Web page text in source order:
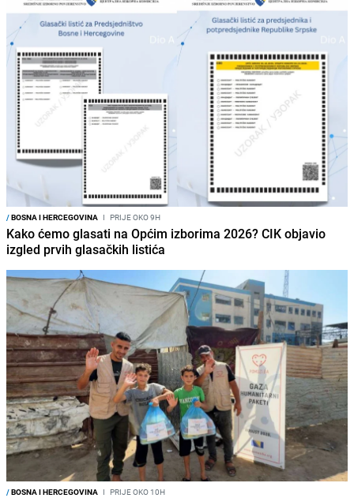
/BOSNA I HERCEGOVINA I PRIJE OKO 9H
Kako ćemo glasati na Općim izborima 2026? CIK objavio
izgled prvih glasačkih listića
/BOSNA I HERCEGOVINA I PRIJE OKO 10H